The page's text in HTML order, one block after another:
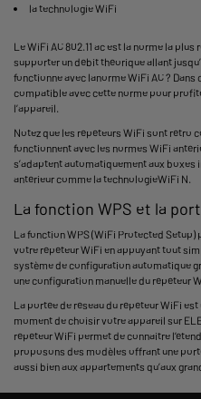
la technologie WiFi
Le WiFi AC 802.11 ac est la norme la
supporter un débit théorique allant
fonctionne avec lanorme WiFi AC ?
compatible avec cette norme pour
l’appareil.
Notez que les répéteurs WiFi sont rétro
fonctionnent avec les normes WiFi
s’adaptent automatiquement aux boxes
antérieur comme la technologieWiFi N.
La fonction WPS et la
La fonction WPS (WiFi Protected
votre répéteur WiFi en appuyant tout
système de configuration automatique
une configuration manuelle du répéteur
La portée de réseau du répéteur WiFi
moment de choisir votre appareil sur
répéteur WiFi permet de connaitre
proposons des modèles offrant une
aussi bien aux appartements qu’aux